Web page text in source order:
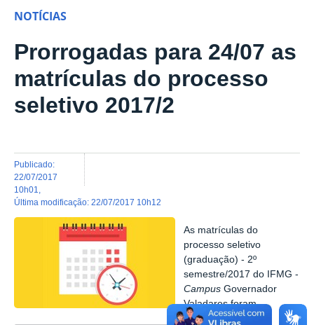
NOTÍCIAS
Prorrogadas para 24/07 as
matrículas do processo
seletivo 2017/2
publicado:
22/07/2017
10h01
última modificação: 22/07/2017 10h12
As matrículas do
processo seletivo
(graduação) - 2º
semestre/2017 do IFMG -
Campus Governador
Valadares foram
prorrogadas para a